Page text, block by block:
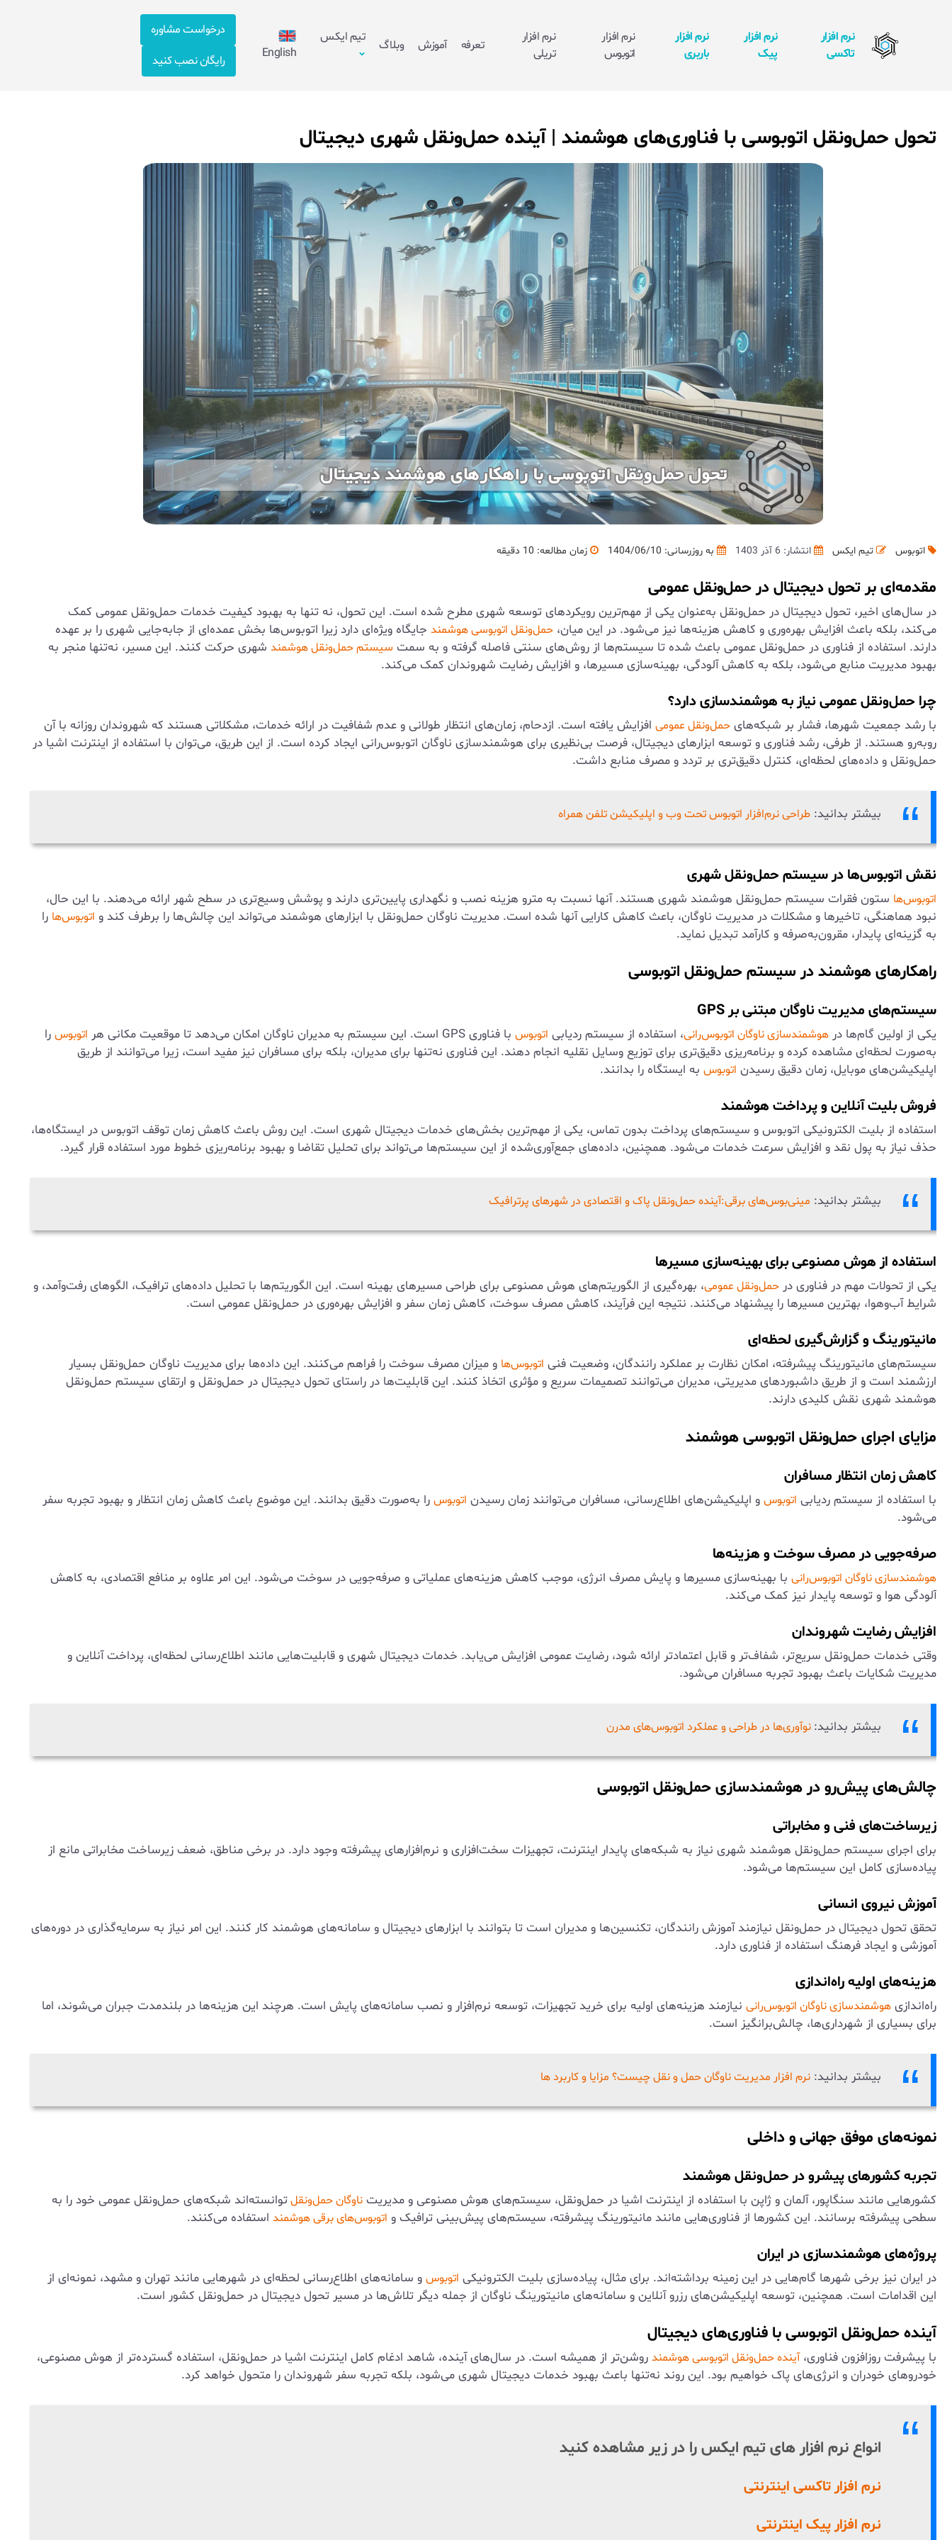
نرم افزار
تاکسی
نرم افزار
پیک
نرم افزار
باربری
نرم افزار
اتوبوس
نرم افزار
تریلی
تعرفه آموزش وبلاگ
تیم ایکس
English
درخواست مشاوره
رایگان نصب کنید
تحول حمل‌ونقل اتوبوسی با فناوری‌های هوشمند | آینده حمل‌ونقل شهری دیجیتال
اتوبوس تیم ایکس انتشار: 6 آذر 1403 به روزرسانی: 1404/06/10 زمان مطالعه: 10 دقیقه
مقدمه‌ای بر تحول دیجیتال در حمل‌ونقل عمومی
در سال‌های اخیر، تحول دیجیتال در حمل‌ونقل به‌عنوان یکی از مهم‌ترین رویکردهای توسعه شهری مطرح شده است. این تحول، نه تنها به بهبود کیفیت خدمات حمل‌ونقل عمومی کمک
می‌کند، بلکه باعث افزایش بهره‌وری و کاهش هزینه‌ها نیز می‌شود. در این میان، حمل‌ونقل اتوبوسی هوشمند جایگاه ویژه‌ای دارد زیرا اتوبوس‌ها بخش عمده‌ای از جابه‌جایی شهری را بر عهده
دارند. استفاده از فناوری در حمل‌ونقل عمومی باعث شده تا سیستم‌ها از روش‌های سنتی فاصله گرفته و به سمت سیستم حمل‌ونقل هوشمند شهری حرکت کنند. این مسیر، نه‌تنها منجر به
بهبود مدیریت منابع می‌شود، بلکه به کاهش آلودگی، بهینه‌سازی مسیرها، و افزایش رضایت شهروندان کمک می‌کند.
چرا حمل‌ونقل عمومی نیاز به هوشمندسازی دارد؟
با رشد جمعیت شهرها، فشار بر شبکه‌های حمل‌ونقل عمومی افزایش یافته است. ازدحام، زمان‌های انتظار طولانی و عدم شفافیت در ارائه خدمات، مشکلاتی هستند که شهروندان روزانه با آن
روبه‌رو هستند. از طرفی، رشد فناوری و توسعه ابزارهای دیجیتال، فرصت بی‌نظیری برای هوشمندسازی ناوگان اتوبوس‌رانی ایجاد کرده است. از این طریق، می‌توان با استفاده از اینترنت اشیا در
حمل‌ونقل و داده‌های لحظه‌ای، کنترل دقیق‌تری بر تردد و مصرف منابع داشت.
بیشتر بدانید: طراحی نرم‌افزار اتوبوس تحت وب و اپلیکیشن تلفن همراه
نقش اتوبوس‌ها در سیستم حمل‌ونقل شهری
اتوبوس‌ها ستون فقرات سیستم حمل‌ونقل هوشمند شهری هستند. آنها نسبت به مترو هزینه نصب و نگهداری پایین‌تری دارند و پوشش وسیع‌تری در سطح شهر ارائه می‌دهند. با این حال،
نبود هماهنگی، تاخیرها و مشکلات در مدیریت ناوگان، باعث کاهش کارایی آنها شده است. مدیریت ناوگان حمل‌ونقل با ابزارهای هوشمند می‌تواند این چالش‌ها را برطرف کند و اتوبوس‌ها را
به گزینه‌ای پایدار، مقرون‌به‌صرفه و کارآمد تبدیل نماید.
راهکارهای هوشمند در سیستم حمل‌ونقل اتوبوسی
سیستم‌های مدیریت ناوگان مبتنی بر GPS
یکی از اولین گام‌ها در هوشمندسازی ناوگان اتوبوس‌رانی، استفاده از سیستم ردیابی اتوبوس با فناوری GPS است. این سیستم به مدیران ناوگان امکان می‌دهد تا موقعیت مکانی هر اتوبوس را
به‌صورت لحظه‌ای مشاهده کرده و برنامه‌ریزی دقیق‌تری برای توزیع وسایل نقلیه انجام دهند. این فناوری نه‌تنها برای مدیران، بلکه برای مسافران نیز مفید است، زیرا می‌توانند از طریق
اپلیکیشن‌های موبایل، زمان دقیق رسیدن اتوبوس به ایستگاه را بدانند.
فروش بلیت آنلاین و پرداخت هوشمند
استفاده از بلیت الکترونیکی اتوبوس و سیستم‌های پرداخت بدون تماس، یکی از مهم‌ترین بخش‌های خدمات دیجیتال شهری است. این روش باعث کاهش زمان توقف اتوبوس در ایستگاه‌ها،
حذف نیاز به پول نقد و افزایش سرعت خدمات می‌شود. همچنین، داده‌های جمع‌آوری‌شده از این سیستم‌ها می‌تواند برای تحلیل تقاضا و بهبود برنامه‌ریزی خطوط مورد استفاده قرار گیرد.
بیشتر بدانید: مینی‌بوس‌های برقی:آینده حمل‌ونقل پاک و اقتصادی در شهرهای پرترافیک
استفاده از هوش مصنوعی برای بهینه‌سازی مسیرها
یکی از تحولات مهم در فناوری در حمل‌ونقل عمومی، بهره‌گیری از الگوریتم‌های هوش مصنوعی برای طراحی مسیرهای بهینه است. این الگوریتم‌ها با تحلیل داده‌های ترافیک، الگوهای رفت‌وآمد، و
شرایط آب‌وهوا، بهترین مسیرها را پیشنهاد می‌کنند. نتیجه این فرآیند، کاهش مصرف سوخت، کاهش زمان سفر و افزایش بهره‌وری در حمل‌ونقل عمومی است.
مانیتورینگ و گزارش‌گیری لحظه‌ای
سیستم‌های مانیتورینگ پیشرفته، امکان نظارت بر عملکرد رانندگان، وضعیت فنی اتوبوس‌ها و میزان مصرف سوخت را فراهم می‌کنند. این داده‌ها برای مدیریت ناوگان حمل‌ونقل بسیار
ارزشمند است و از طریق داشبوردهای مدیریتی، مدیران می‌توانند تصمیمات سریع و مؤثری اتخاذ کنند. این قابلیت‌ها در راستای تحول دیجیتال در حمل‌ونقل و ارتقای سیستم حمل‌ونقل
هوشمند شهری نقش کلیدی دارند.
مزایای اجرای حمل‌ونقل اتوبوسی هوشمند
کاهش زمان انتظار مسافران
با استفاده از سیستم ردیابی اتوبوس و اپلیکیشن‌های اطلاع‌رسانی، مسافران می‌توانند زمان رسیدن اتوبوس را به‌صورت دقیق بدانند. این موضوع باعث کاهش زمان انتظار و بهبود تجربه سفر
می‌شود.
صرفه‌جویی در مصرف سوخت و هزینه‌ها
هوشمندسازی ناوگان اتوبوس‌رانی با بهینه‌سازی مسیرها و پایش مصرف انرژی، موجب کاهش هزینه‌های عملیاتی و صرفه‌جویی در سوخت می‌شود. این امر علاوه بر منافع اقتصادی، به کاهش
آلودگی هوا و توسعه پایدار نیز کمک می‌کند.
افزایش رضایت شهروندان
وقتی خدمات حمل‌ونقل سریع‌تر، شفاف‌تر و قابل اعتمادتر ارائه شود، رضایت عمومی افزایش می‌یابد. خدمات دیجیتال شهری و قابلیت‌هایی مانند اطلاع‌رسانی لحظه‌ای، پرداخت آنلاین و
مدیریت شکایات باعث بهبود تجربه مسافران می‌شود.
بیشتر بدانید: نوآوری‌ها در طراحی و عملکرد اتوبوس‌های مدرن
چالش‌های پیش‌رو در هوشمندسازی حمل‌ونقل اتوبوسی
زیرساخت‌های فنی و مخابراتی
برای اجرای سیستم حمل‌ونقل هوشمند شهری نیاز به شبکه‌های پایدار اینترنت، تجهیزات سخت‌افزاری و نرم‌افزارهای پیشرفته وجود دارد. در برخی مناطق، ضعف زیرساخت مخابراتی مانع از
پیاده‌سازی کامل این سیستم‌ها می‌شود.
آموزش نیروی انسانی
تحقق تحول دیجیتال در حمل‌ونقل نیازمند آموزش رانندگان، تکنسین‌ها و مدیران است تا بتوانند با ابزارهای دیجیتال و سامانه‌های هوشمند کار کنند. این امر نیاز به سرمایه‌گذاری در دوره‌های
آموزشی و ایجاد فرهنگ استفاده از فناوری دارد.
هزینه‌های اولیه راه‌اندازی
راه‌اندازی هوشمندسازی ناوگان اتوبوس‌رانی نیازمند هزینه‌های اولیه برای خرید تجهیزات، توسعه نرم‌افزار و نصب سامانه‌های پایش است. هرچند این هزینه‌ها در بلندمدت جبران می‌شوند، اما
برای بسیاری از شهرداری‌ها، چالش‌برانگیز است.
بیشتر بدانید: نرم افزار مدیریت ناوگان حمل و نقل چیست؟ مزایا و کاربرد ها
نمونه‌های موفق جهانی و داخلی
تجربه کشورهای پیشرو در حمل‌ونقل هوشمند
کشورهایی مانند سنگاپور، آلمان و ژاپن با استفاده از اینترنت اشیا در حمل‌ونقل، سیستم‌های هوش مصنوعی و مدیریت ناوگان حمل‌ونقلتوانسته‌اند شبکه‌های حمل‌ونقل عمومی خود را به
سطحی پیشرفته برسانند. این کشورها از فناوری‌هایی مانند مانیتورینگ پیشرفته، سیستم‌های پیش‌بینی ترافیک و اتوبوس‌های برقی هوشمند استفاده می‌کنند.
پروژه‌های هوشمندسازی در ایران
در ایران نیز برخی شهرها گام‌هایی در این زمینه برداشته‌اند. برای مثال، پیاده‌سازی بلیت الکترونیکی اتوبوس و سامانه‌های اطلاع‌رسانی لحظه‌ای در شهرهایی مانند تهران و مشهد، نمونه‌ای از
این اقدامات است. همچنین، توسعه اپلیکیشن‌های رزرو آنلاین و سامانه‌های مانیتورینگ ناوگان از جمله دیگر تلاش‌ها در مسیر تحول دیجیتال در حمل‌ونقل کشور است.
آینده حمل‌ونقل اتوبوسی با فناوری‌های دیجیتال
با پیشرفت روزافزون فناوری،آینده حمل‌ونقل اتوبوسی هوشمند روشن‌تر از همیشه است. در سال‌های آینده، شاهد ادغام کامل اینترنت اشیا در حمل‌ونقل، استفاده گسترده‌تر از هوش مصنوعی،
خودروهای خودران و انرژی‌های پاک خواهیم بود. این روند نه‌تنها باعث بهبود خدمات دیجیتال شهری می‌شود، بلکه تجربه سفر شهروندان را متحول خواهد کرد.
انواع نرم افزار های تیم ایکس را در زیر مشاهده کنید
نرم افزار تاکسی اینترنتی
نرم افزار پیک اینترنتی